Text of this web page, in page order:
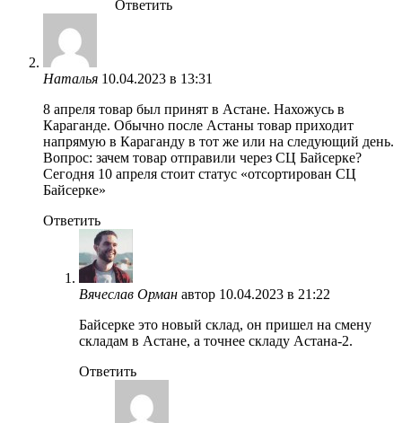
Ответить
Наталья 10.04.2023 в 13:31
8 апреля товар был принят в Астане. Нахожусь в
Караганде. Обычно после Астаны товар приходит
напрямую в Караганду в тот же или на следующий день.
Вопрос: зачем товар отправили через СЦ Байсерке?
Сегодня 10 апреля стоит статус «отсортирован СЦ
Байсерке»
Ответить
Вячеслав Орман автор 10.04.2023 в 21:22
Байсерке это новый склад, он пришел на смену
складам в Астане, а точнее складу Астана-2.
Ответить